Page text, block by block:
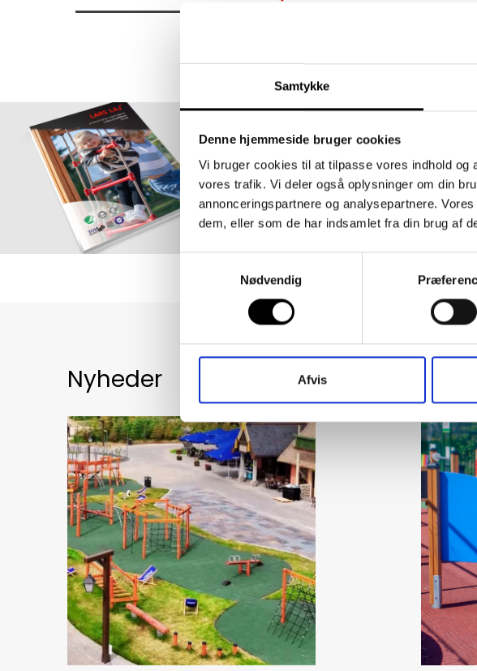
Samtykke
Denne hjemmeside bruger cookies
Vi bruger cookies til at tilpasse vores indhold
vores trafik. Vi deler også oplysninger om din
annonceringspartnere og analysepartnere.
dem, eller som de har indsamlet fra din brug af
Nødvendig
Afvis
Bestil eller
Nyheder